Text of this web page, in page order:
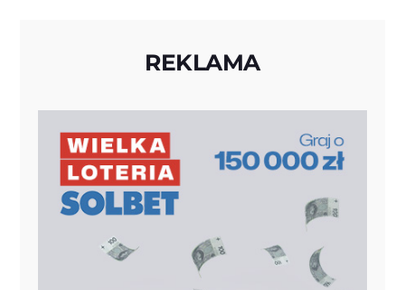
REKLAMA